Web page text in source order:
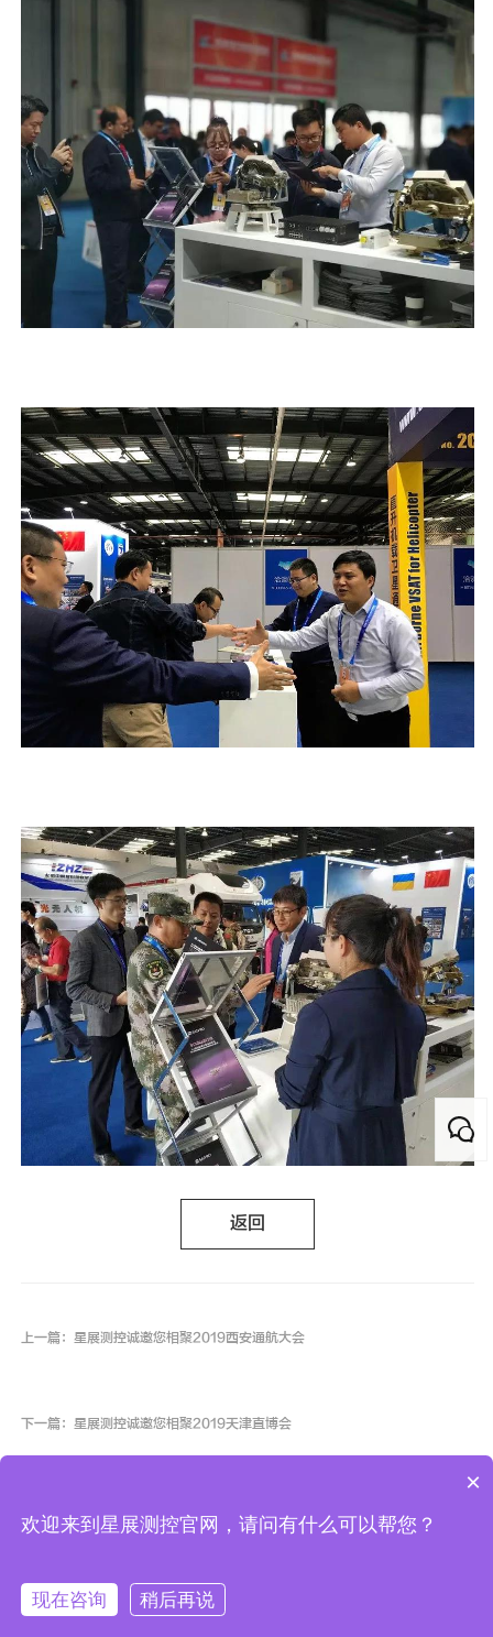
返回
上一篇：星展测控诚邀您相聚2019西安通航大会
下一篇：星展测控诚邀您相聚2019天津直博会
COPYRIGHT(©)2007-2025 星展测控科技股份有限公司
陕ICP备10000878号-3
陕公网安备 61019102000454号
×
欢迎来到星展测控官网，请问有什么可以帮您？
现在咨询
稍后再说
拨打电话